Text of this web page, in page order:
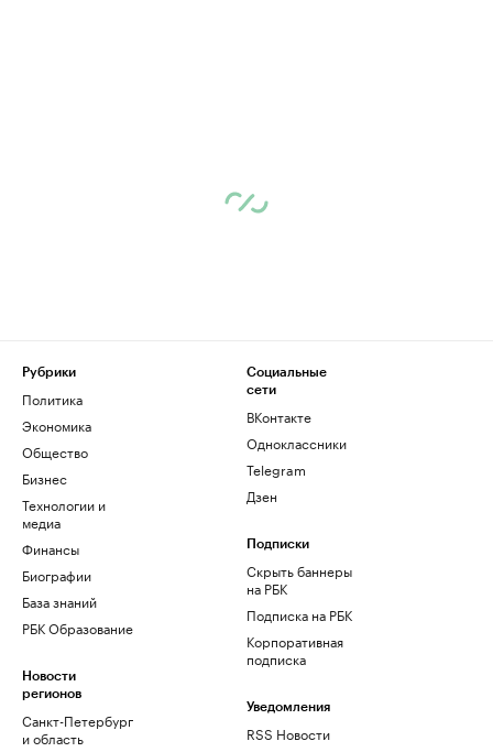
Рубрики
Политика
Экономика
Общество
Бизнес
Технологии и
медиа
Финансы
Биографии
База знаний
РБК Образование
Новости
регионов
Санкт-Петербург
и область
Социальные
сети
ВКонтакте
Одноклассники
Telegram
Дзен
Подписки
Скрыть баннеры
на РБК
Подписка на РБК
Корпоративная
подписка
Уведомления
RSS Новости